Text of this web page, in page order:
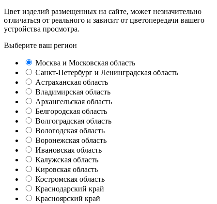
Цвет изделий размещенных на сайте, может незначительно
отличаться от реального и зависит от цветопередачи вашего
устройства просмотра.
Выберите ваш регион
Москва и Московская область
Санкт-Петербург и Ленинградская область
Астраханская область
Владимирская область
Архангельская область
Белгородская область
Волгоградская область
Вологодская область
Воронежская область
Ивановская область
Калужская область
Кировская область
Костромская область
Краснодарский край
Красноярский край